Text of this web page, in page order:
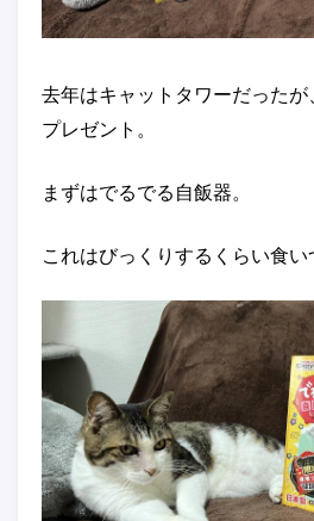
去年はキャットタワーだった
プレゼント。
まずはでるでる自飯器。
これはびっくりするくらい食